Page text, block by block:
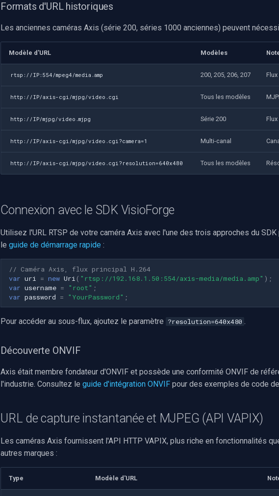
Formats d'URL historiques
Les anciennes caméras Axis (série 200, séries 1000 anciennes) peuvent
Modèle d'URL Modèles
rtsp://IP:554/mpeg4/media.amp 200, 205, 206, 207 Flux
http://IP/axis-cgi/mjpg/video.cgi Tous les modèles
http://IP/mjpg/video.mjpg Série 200 Flux
http://IP/axis-cgi/mjpg/video.cgi?camera=1 Multi-canal
http://IP/axis-cgi/mjpg/video.cgi?resolution=640x480 Tous les modèles
Connexion avec le SDK VisioForge
Utilisez l'URL RTSP de votre caméra Axis avec l'une des trois approches du
le guide de démarrage rapide :
// Caméra Axis, flux principal H.264
var uri = new Uri ( "rtsp://192.168.1.50:554/axis-media/media.amp" );
var username = "root" ;
var password = "YourPassword" ;
Pour accéder au sous-flux, ajoutez le paramètre ?resolution=640x480 .
Découverte ONVIF
Axis était membre fondateur d'ONVIF et possède une conformité ONVIF de
l'industrie. Consultez le guide d'intégration ONVIF pour des exemples de code
URL de capture instantanée et MJPEG (API VAPIX)
Les caméras Axis fournissent l'API HTTP VAPIX, plus riche en fonctionnalités
autres marques :
Type Modèle d'URL